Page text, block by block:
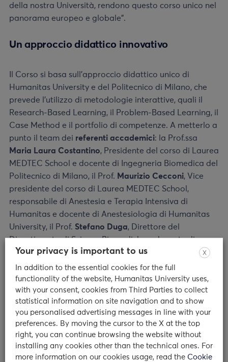
della nostra Università, rendono questo corso unico nel
panorama europeo e globale”.
Un approccio didattico innovativo
Il Corso si basa sull’approccio didattico unico di
Humanitas University e del Politecnico di Milano, che
prevede l’utilizzo di metodologie interattive, quali il
Research-Based Learning, il Problem-Based Learning, il
Case Method e il portfolio di competenze. A metterlo a
punto il team dei referenti accademici: la Prof.ssa
Maria Laura Costantino, Presidente del corso di Laurea
MEDTEC School e docente di Ingegneria Biomedica del
Politecnico di Milano, il Prof. Maurizio Cecconi, Vice
presidente del corso di Laurea MEDTEC School,
responsabile di Anestesia e Terapia Intensiva di
Humanitas e docente di Anestesiologia di Humanitas
University, il Prof. Stefano Duga, Direttore del
Dipartimento di Scienze Biomediche e docente di
Biologia Molecolare di Humanitas University e il Prof.
Andrea Aliverti, Coordinatore del corso di Dottorato in
Bioingegneria e docente di Ingegneria Biomedica del
Politecnico di Milano. Il legame fra la formazione
medica e quella ingegneristica si dipana lungo tutto il
percorso formativo grazie ad un’alternanza di
frequenza fraHumanitas University e il Politecnico di
Milano.
X
Your privacy is important to us
In addition to the essential cookies for the full
functionality of the website, Humanitas University uses,
with your consent, cookies from Third Parties to collect
statistical information on site navigation and to show
you personalised advertising messages in line with your
preferences. By moving the cursor to the X at the top
right, you can continue browsing the website without
installing any cookies other than the technical ones. For
more information on our cookies usage, read the Cookie